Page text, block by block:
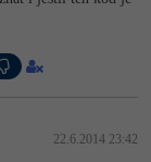
22.6.2014 23:42